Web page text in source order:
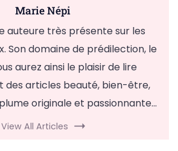
Marie Népi
auteure très présente sur les
Son domaine de prédilection, le
aurez ainsi le plaisir de lire
des articles beauté, bien-être,
originale et passionnante...
View All Articles